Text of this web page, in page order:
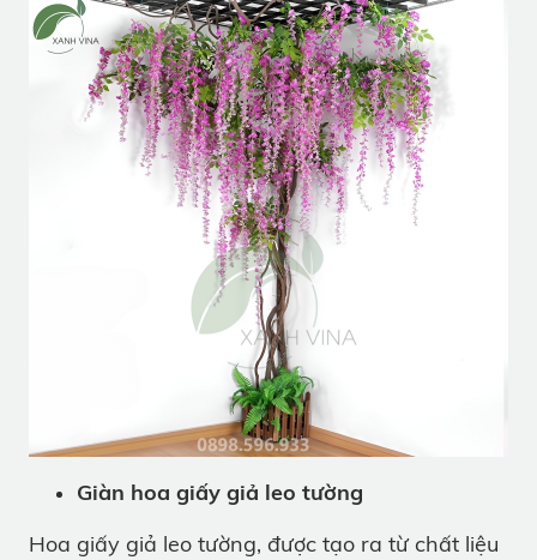
Giàn hoa giấy giả leo tường
Hoa giấy giả leo tường, được tạo ra từ chất liệu